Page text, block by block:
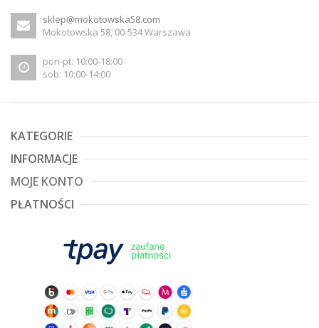
sklep@mokotowska58.com
Mokotowska 58, 00-534 Warszawa
pon-pt: 10:00-18:00
sob: 10:00-14:00
KATEGORIE
INFORMACJE
MOJE KONTO
PŁATNOŚCI